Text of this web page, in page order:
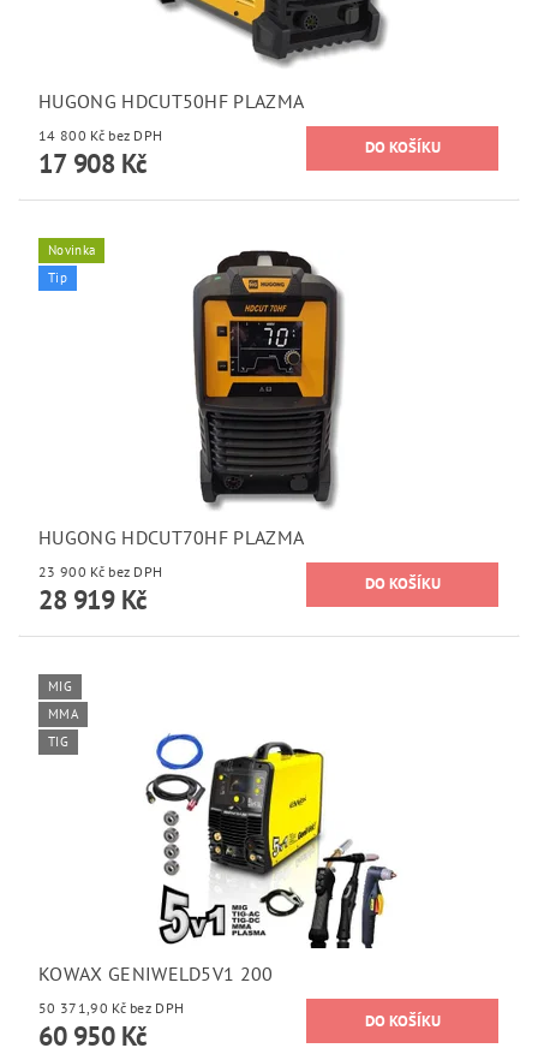
HUGONG HDCUT50HF PLAZMA
14 800 Kč bez DPH
17 908 Kč
Novinka
Tip
HUGONG HDCUT70HF PLAZMA
23 900 Kč bez DPH
28 919 Kč
MIG
MMA
TIG
KOWAX GENIWELD5V1 200
50 371,90 Kč bez DPH
60 950 Kč